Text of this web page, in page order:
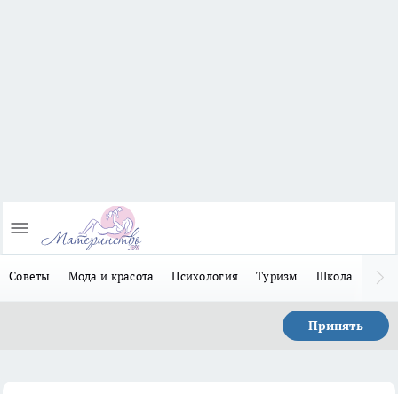
Советы Мода и красота Психология Туризм Школа
Принять